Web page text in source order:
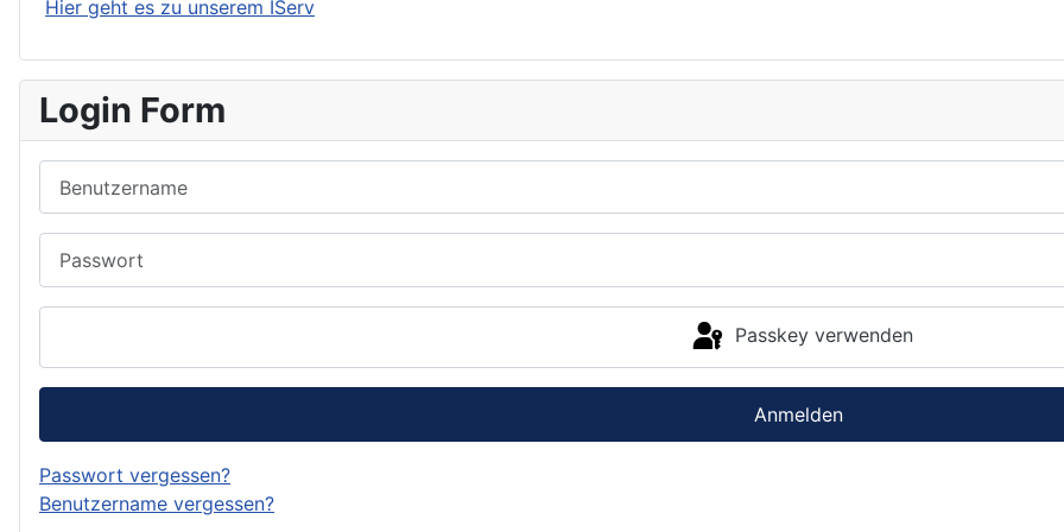
Hier geht es zu unserem IServ
Login Form
Passkey verwenden
Anmelden
Passwort vergessen?
Benutzername vergessen?